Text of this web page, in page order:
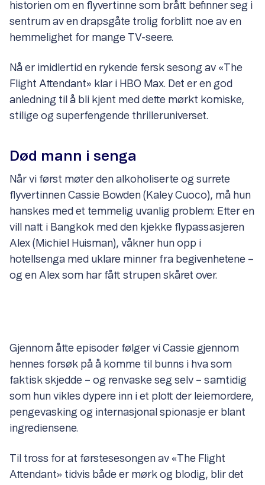
historien om en flyvertinne som brått befinner seg i
sentrum av en drapsgåte trolig forblitt noe av en
hemmelighet for mange TV-seere.
Nå er imidlertid en rykende fersk sesong av «The
Flight Attendant» klar i HBO Max. Det er en god
anledning til å bli kjent med dette mørkt komiske,
stilige og superfengende thrilleruniverset.
Død mann i senga
Når vi først møter den alkoholiserte og surrete
flyvertinnen Cassie Bowden (Kaley Cuoco), må hun
hanskes med et temmelig uvanlig problem: Etter en
vill natt i Bangkok med den kjekke flypassasjeren
Alex (Michiel Huisman), våkner hun opp i
hotellsenga med uklare minner fra begivenhetene –
og en Alex som har fått strupen skåret over.
Gjennom åtte episoder følger vi Cassie gjennom
hennes forsøk på å komme til bunns i hva som
faktisk skjedde – og renvaske seg selv – samtidig
som hun vikles dypere inn i et plott der leiemordere,
pengevasking og internasjonal spionasje er blant
ingrediensene.
Til tross for at førstesesongen av «The Flight
Attendant» tidvis både er mørk og blodig, blir det